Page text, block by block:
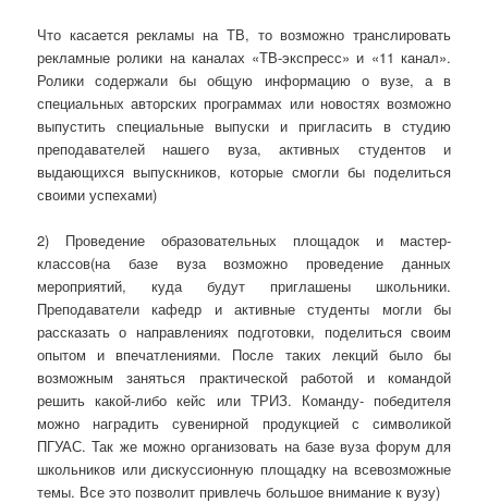
Что касается рекламы на ТВ, то возможно транслировать
рекламные ролики на каналах «ТВ-экспресс» и «11 канал».
Ролики содержали бы общую информацию о вузе, а в
специальных авторских программах или новостях возможно
выпустить специальные выпуски и пригласить в студию
преподавателей нашего вуза, активных студентов и
выдающихся выпускников, которые смогли бы поделиться
своими успехами)
2) Проведение образовательных площадок и мастер-
классов(на базе вуза возможно проведение данных
мероприятий, куда будут приглашены школьники.
Преподаватели кафедр и активные студенты могли бы
рассказать о направлениях подготовки, поделиться своим
опытом и впечатлениями. После таких лекций было бы
возможным заняться практической работой и командой
решить какой-либо кейс или ТРИЗ. Команду- победителя
можно наградить сувенирной продукцией с символикой
ПГУАС. Так же можно организовать на базе вуза форум для
школьников или дискуссионную площадку на всевозможные
темы. Все это позволит привлечь большое внимание к вузу)